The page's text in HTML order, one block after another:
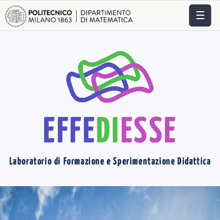
☰
EFFEDIESSE
Laboratorio di Formazione e Sperimentazione Didattica